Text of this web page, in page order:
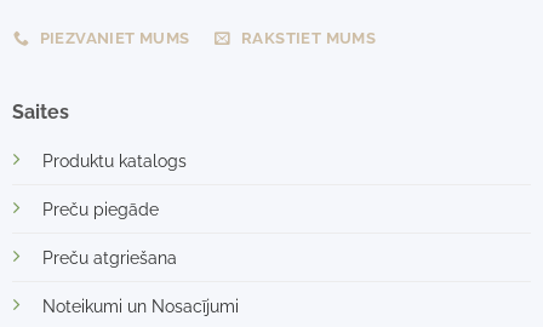
PIEZVANIET MUMS RAKSTIET MUMS
Saites
Produktu katalogs
Preču piegāde
Preču atgriešana
Noteikumi un Nosacījumi